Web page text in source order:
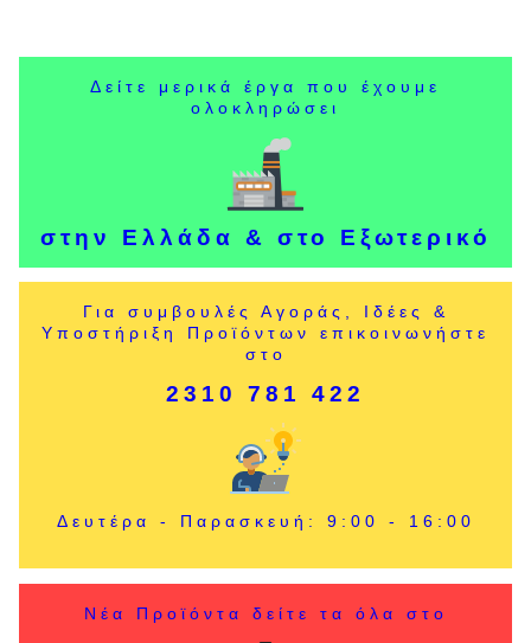
Δείτε μερικά έργα που έχουμε
ολοκληρώσει
στην Ελλάδα & στο Εξωτερικό
Για συμβουλές Αγοράς, Ιδέες &
Υποστήριξη Προϊόντων επικοινωνήστε
στο
2310 781 422
Δευτέρα - Παρασκευή: 9:00 - 16:00
Νέα Προϊόντα δείτε τα όλα στο